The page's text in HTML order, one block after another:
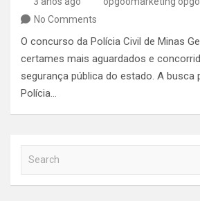
No Comments
O concurso da Polícia Civil de Minas
certames mais aguardados e
segurança pública do estado. A busca
Polícia…
a